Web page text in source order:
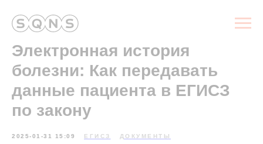
Электронная история
болезни: Как передавать
данные пациента в ЕГИСЗ
по закону
2025-01-31 15:09 ЕГИСЗ ДОКУМЕНТЫ